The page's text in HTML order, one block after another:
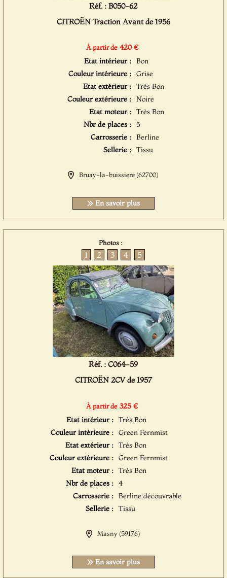
Réf. : B050-62
CITROËN Traction Avant de 1956
À partir de 420 €
Etat intérieur : Bon
Couleur intérieure : Grise
Etat extérieur : Très Bon
Couleur extérieure : Noire
Etat moteur : Très Bon
Nbr de places : 5
Carrosserie : Berline
Sellerie : Tissu
Bruay-la-buissiere (62700)
En savoir plus
Photos :
1 2 3 4 5
Réf. : C064-59
CITROËN 2CV de 1957
À partir de 325 €
Etat intérieur : Très Bon
Couleur intérieure : Green Fernmist
Etat extérieur : Très Bon
Couleur extérieure : Green Fernmist
Etat moteur : Très Bon
Nbr de places : 4
Carrosserie : Berline découvrable
Sellerie : Tissu
Masny (59176)
En savoir plus